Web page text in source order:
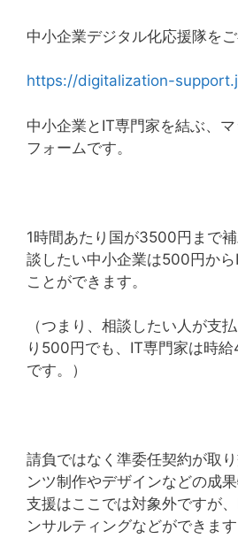
中小企業デジタル化応援隊を
https://digitalization-
中小企業とIT専門家を結ぶ、
フォームです。
1時間あたり国が3500円まで
談したい中小企業は500円か
ことができます。
（つまり、相談したい人が支
り500円でも、IT専門家は時
です。）
請負ではなく準委任契約が取
ンツ制作やデザインなどの成
支援はここでは対象外ですが
ンサルティングなどができます